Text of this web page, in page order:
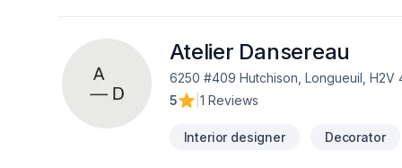
rénovation complète de votre maison
designs uniques qui vous
Atelier Dansereau
6250 #409 Hutchison, Longueuil, H2V
5
1 Reviews
Interior designer Decorator